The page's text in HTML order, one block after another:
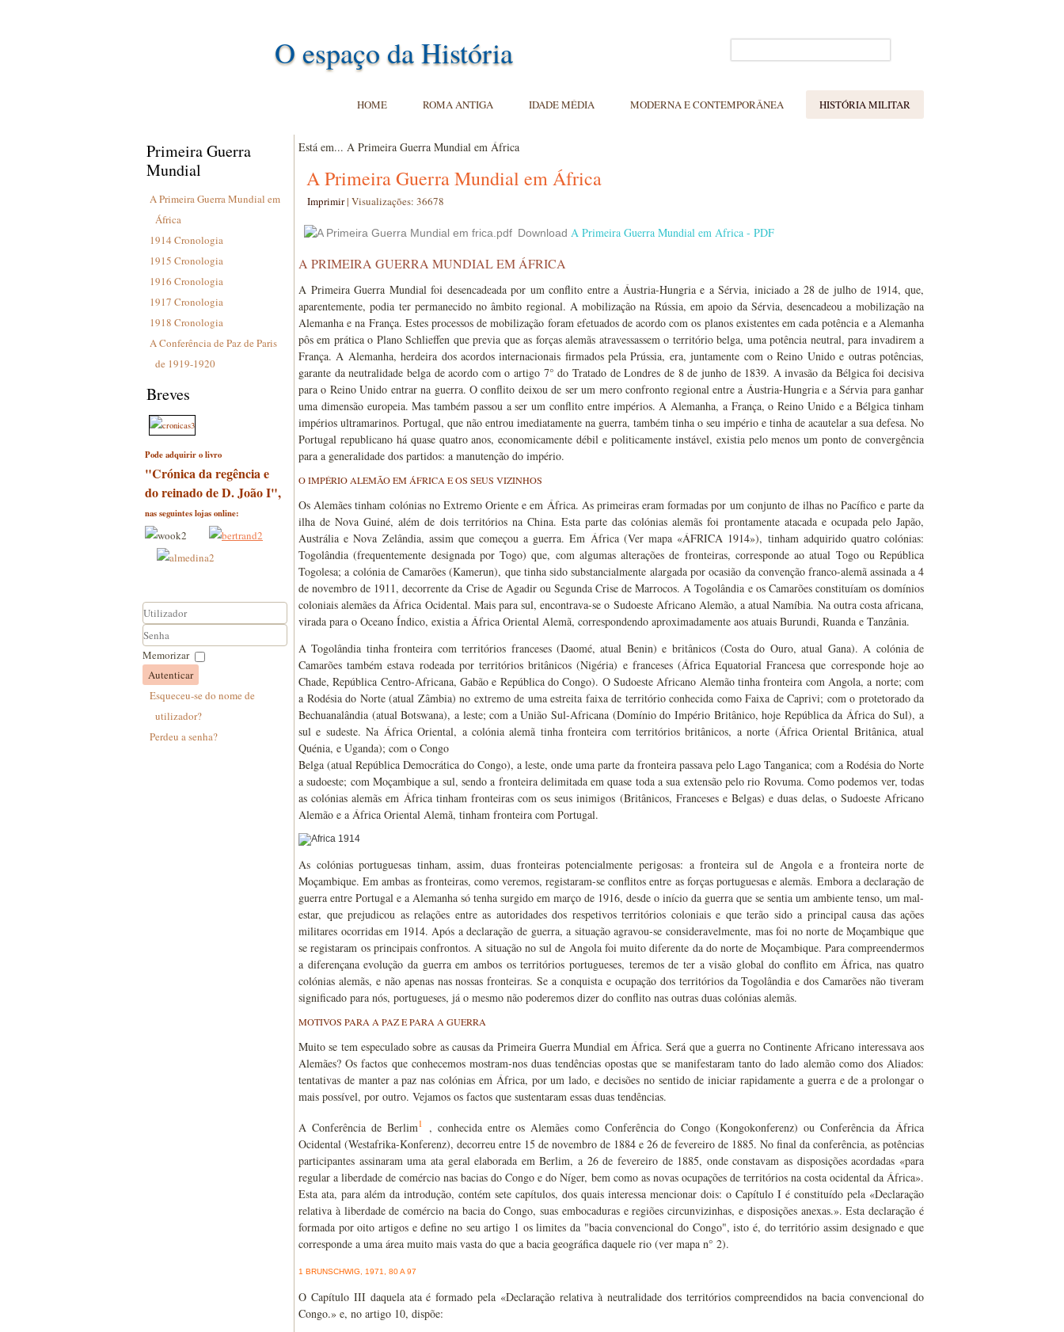
O espaço da História
HOME ROMA ANTIGA IDADE MÉDIA MODERNA E CONTEMPORÂNEA HISTÓRIA MILITAR
Primeira Guerra
Mundial
A Primeira Guerra Mundial em
África
1914 Cronologia
1915 Cronologia
1916 Cronologia
1917 Cronologia
1918 Cronologia
A Conferência de Paz de Paris
de 1919-1920
Breves
Pode adquirir o livro
"Crónica da regência e
do reinado de D. João I",
nas seguintes lojas online:
Utilizador
Senha
Memorizar
Autenticar
Esqueceu-se do nome de
utilizador?
Perdeu a senha?
Está em... A Primeira Guerra Mundial em África
A Primeira Guerra Mundial em África
Imprimir| Visualizações: 36678
Download A Primeira Guerra Mundial em Africa - PDF
A PRIMEIRA GUERRA MUNDIAL EM ÁFRICA
A Primeira Guerra Mundial foi desencadeada por um conflito entre a Áustria-Hungria e a Sérvia, iniciado a 28 de julho de 1914, que,
aparentemente, podia ter permanecido no âmbito regional. A mobilização na Rússia, em apoio da Sérvia, desencadeou a mobilização na
Alemanha e na França. Estes processos de mobilização foram efetuados de acordo com os planos existentes em cada potência e a Alemanha
pôs em prática o Plano Schlieffen que previa que as forças alemãs atravessassem o território belga, uma potência neutral, para invadirem a
França. A Alemanha, herdeira dos acordos internacionais firmados pela Prússia, era, juntamente com o Reino Unido e outras potências,
garante da neutralidade belga de acordo com o artigo 7° do Tratado de Londres de 8 de junho de 1839. A invasão da Bélgica foi decisiva
para o Reino Unido entrar na guerra. O conflito deixou de ser um mero confronto regional entre a Áustria-Hungria e a Sérvia para ganhar
uma dimensão europeia. Mas também passou a ser um conflito entre impérios. A Alemanha, a França, o Reino Unido e a Bélgica tinham
impérios ultramarinos. Portugal, que não entrou imediatamente na guerra, também tinha o seu império e tinha de acautelar a sua defesa. No
Portugal republicano há quase quatro anos, economicamente débil e politicamente instável, existia pelo menos um ponto de convergência
para a generalidade dos partidos: a manutenção do império.
O IMPÉRIO ALEMÃO EM ÁFRICA E OS SEUS VIZINHOS
Os Alemães tinham colónias no Extremo Oriente e em África. As primeiras eram formadas por um conjunto de ilhas no Pacífico e parte da
ilha de Nova Guiné, além de dois territórios na China. Esta parte das colónias alemãs foi prontamente atacada e ocupada pelo Japão,
Austrália e Nova Zelândia, assim que começou a guerra. Em África (Ver mapa «ÁFRICA 1914»), tinham adquirido quatro colónias:
Togolândia (frequentemente designada por Togo) que, com algumas alterações de fronteiras, corresponde ao atual Togo ou República
Togolesa; a colónia de Camarões (Kamerun), que tinha sido substancialmente alargada por ocasião da convenção franco-alemã assinada a 4
de novembro de 1911, decorrente da Crise de Agadir ou Segunda Crise de Marrocos. A Togolândia e os Camarões constituíam os domínios
coloniais alemães da África Ocidental. Mais para sul, encontrava-se o Sudoeste Africano Alemão, a atual Namíbia. Na outra costa africana,
virada para o Oceano Índico, existia a África Oriental Alemã, correspondendo aproximadamente aos atuais Burundi, Ruanda e Tanzânia.
A Togolândia tinha fronteira com territórios franceses (Daomé, atual Benin) e britânicos (Costa do Ouro, atual Gana). A colónia de
Camarões também estava rodeada por territórios britânicos (Nigéria) e franceses (África Equatorial Francesa que corresponde hoje ao
Chade, República Centro-Africana, Gabão e República do Congo). O Sudoeste Africano Alemão tinha fronteira com Angola, a norte; com
a Rodésia do Norte (atual Zâmbia) no extremo de uma estreita faixa de território conhecida como Faixa de Caprivi; com o protetorado da
Bechuanalândia (atual Botswana), a leste; com a União Sul-Africana (Domínio do Império Britânico, hoje República da África do Sul), a
sul e sudeste. Na África Oriental, a colónia alemã tinha fronteira com territórios britânicos, a norte (África Oriental Britânica, atual
Quénia, e Uganda); com o Congo
Belga (atual República Democrática do Congo), a leste, onde uma parte da fronteira passava pelo Lago Tanganica; com a Rodésia do Norte
a sudoeste; com Moçambique a sul, sendo a fronteira delimitada em quase toda a sua extensão pelo rio Rovuma. Como podemos ver, todas
as colónias alemãs em África tinham fronteiras com os seus inimigos (Britânicos, Franceses e Belgas) e duas delas, o Sudoeste Africano
Alemão e a África Oriental Alemã, tinham fronteira com Portugal.
As colónias portuguesas tinham, assim, duas fronteiras potencialmente perigosas: a fronteira sul de Angola e a fronteira norte de
Moçambique. Em ambas as fronteiras, como veremos, registaram-se conflitos entre as forças portuguesas e alemãs. Embora a declaração de
guerra entre Portugal e a Alemanha só tenha surgido em março de 1916, desde o início da guerra que se sentia um ambiente tenso, um mal-
estar, que prejudicou as relações entre as autoridades dos respetivos territórios coloniais e que terão sido a principal causa das ações
militares ocorridas em 1914. Após a declaração de guerra, a situação agravou-se consideravelmente, mas foi no norte de Moçambique que
se registaram os principais confrontos. A situação no sul de Angola foi muito diferente da do norte de Moçambique. Para compreendermos
a diferençana evolução da guerra em ambos os territórios portugueses, teremos de ter a visão global do conflito em África, nas quatro
colónias alemãs, e não apenas nas nossas fronteiras. Se a conquista e ocupação dos territórios da Togolândia e dos Camarões não tiveram
significado para nós, portugueses, já o mesmo não poderemos dizer do conflito nas outras duas colónias alemãs.
MOTIVOS PARA A PAZ E PARA A GUERRA
Muito se tem especulado sobre as causas da Primeira Guerra Mundial em África. Será que a guerra no Continente Africano interessava aos
Alemães? Os factos que conhecemos mostram-nos duas tendências opostas que se manifestaram tanto do lado alemão como dos Aliados:
tentativas de manter a paz nas colónias em África, por um lado, e decisões no sentido de iniciar rapidamente a guerra e de a prolongar o
mais possível, por outro. Vejamos os factos que sustentaram essas duas tendências.
A Conferência de Berlim1
, conhecida entre os Alemães como Conferência do Congo (Kongokonferenz) ou Conferência da África
Ocidental (Westafrika-Konferenz), decorreu entre 15 de novembro de 1884 e 26 de fevereiro de 1885. No final da conferência, as potências
participantes assinaram uma ata geral elaborada em Berlim, a 26 de fevereiro de 1885, onde constavam as disposições acordadas «para
regular a liberdade de comércio nas bacias do Congo e do Níger, bem como as novas ocupações de territórios na costa ocidental da África».
Esta ata, para além da introdução, contém sete capítulos, dos quais interessa mencionar dois: o Capítulo I é constituído pela «Declaração
relativa à liberdade de comércio na bacia do Congo, suas embocaduras e regiões circunvizinhas, e disposições anexas.». Esta declaração é
formada por oito artigos e define no seu artigo 1 os limites da "bacia convencional do Congo", isto é, do território assim designado e que
corresponde a uma área muito mais vasta do que a bacia geográfica daquele rio (ver mapa n° 2).
1 BRUNSCHWIG, 1971, 80 A 97
O Capítulo III daquela ata é formado pela «Declaração relativa à neutralidade dos territórios compreendidos na bacia convencional do
Congo.» e, no artigo 10, dispõe: